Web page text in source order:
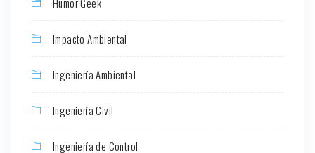
Impacto Ambiental
Ingeniería Ambiental
Ingeniería Civil
Ingeniería de Control